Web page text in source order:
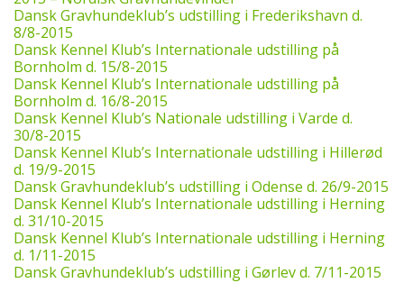
Dansk Gravhundeklub’s udstilling i Frederikshavn d.
8/8-2015
Dansk Kennel Klub’s Internationale udstilling på
Bornholm d. 15/8-2015
Dansk Kennel Klub’s Internationale udstilling på
Bornholm d. 16/8-2015
Dansk Kennel Klub’s Nationale udstilling i Varde d.
30/8-2015
Dansk Kennel Klub’s Internationale udstilling i Hillerød
d. 19/9-2015
Dansk Gravhundeklub’s udstilling i Odense d. 26/9-2015
Dansk Kennel Klub’s Internationale udstilling i Herning
d. 31/10-2015
Dansk Kennel Klub’s Internationale udstilling i Herning
d. 1/11-2015
Dansk Gravhundeklub’s udstilling i Gørlev d. 7/11-2015